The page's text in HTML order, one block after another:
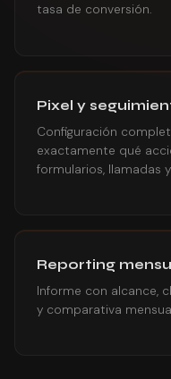
tasa de conversión.
Pixel y
Configuración
exactamente qué
formularios, llamadas
Reporting
Informe con alcance,
y comparativa